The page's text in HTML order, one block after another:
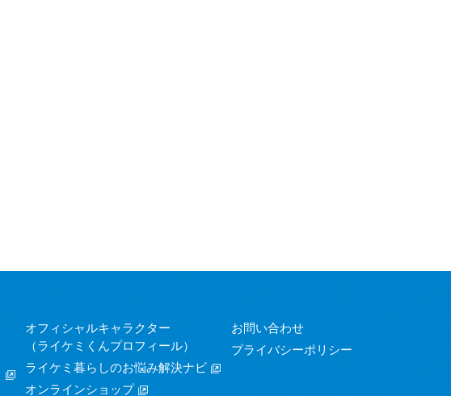
オフィシャルキャラクター
（ライケミくんプロフィール）
ライケミ暮らしのお悩み解決ナビ
オンラインショップ
お問い合わせ
プライバシーポリシー